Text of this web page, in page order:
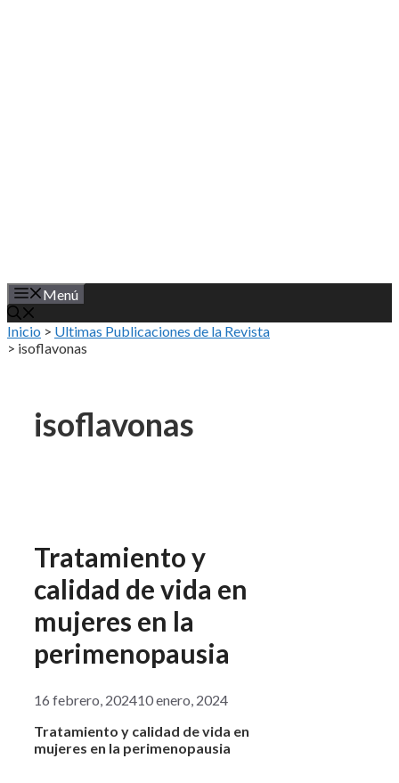
Menú
Inicio > Ultimas Publicaciones de la Revista
> isoflavonas
isoflavonas
Tratamiento y
calidad de vida en
mujeres en la
perimenopausia
16 febrero, 202410 enero, 2024
Tratamiento y calidad de vida en
mujeres en la perimenopausia